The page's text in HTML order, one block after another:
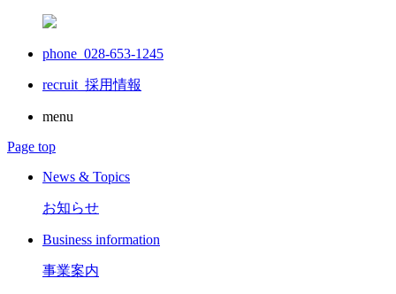
phone 028-653-1245
recruit 採用情報
menu
Page top
News & Topics
お知らせ
Business information
事業案内